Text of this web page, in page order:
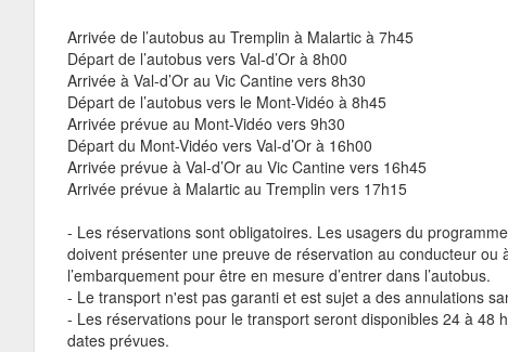
Arrivée de l’autobus au Tremplin à Malartic à 7h45
Départ de l’autobus vers Val-d’Or à 8h00
Arrivée à Val-d’Or au Vic Cantine vers 8h30
Départ de l’autobus vers le Mont-Vidéo à 8h45
Arrivée prévue au Mont-Vidéo vers 9h30
Départ du Mont-Vidéo vers Val-d’Or à 16h00
Arrivée prévue à Val-d’Or au Vic Cantine vers 16h45
Arrivée prévue à Malartic au Tremplin vers 17h15
- Les réservations sont obligatoires. Les usagers du
doivent présenter une preuve de réservation au conducteur ou
l’embarquement pour être en mesure d’entrer dans l’autobus.
- Le transport n'est pas garanti et est sujet a des annulations
- Les réservations pour le transport seront disponibles 24 à 48
dates prévues.